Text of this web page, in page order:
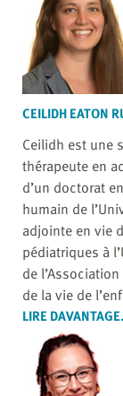
CEILIDH EATON
Ceilidh est une
thérapeute en
d’un doctorat
humain de
adjointe en vie
pédiatriques à
de
de la vie de
LIRE